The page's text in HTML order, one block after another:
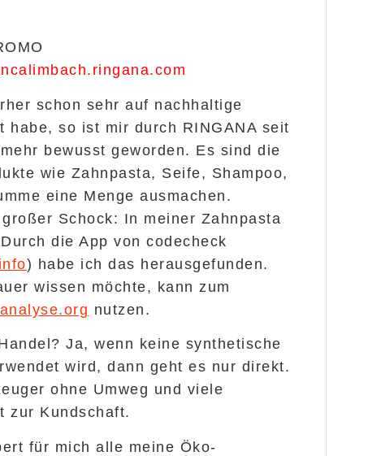
schon sehr auf nachhaltige
habe, so ist mir durch RINGANA seit
bewusst geworden. Es sind die
wie Zahnpasta, Seife, Shampoo,
eine Menge ausmachen.
Schock: In meiner Zahnpasta
die App von codecheck
) habe ich das herausgefunden.
wissen möchte, kann zum
nutzen.
Ja, wenn keine synthetische
wird, dann geht es nur direkt.
ohne Umweg und viele
zur Kundschaft.
für mich alle meine Öko-